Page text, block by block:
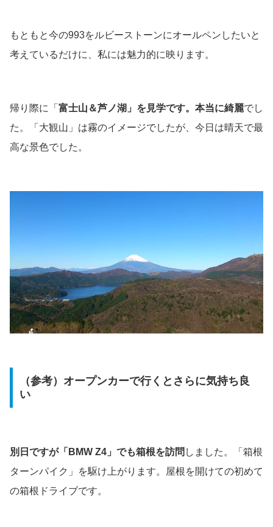
もともと今の993をルビーストーンにオールペンしたいと
考えているだけに、私には魅力的に映ります。
帰り際に「 富士山＆芦ノ湖」を見学です。本当に綺麗でし
た。「大観山」は霧のイメージでしたが、今日は晴天で最
高な景色でした。
（参考）オープンカーで行くとさらに気持ち良
い
別日ですが「BMW Z4」でも箱根を訪問 しました。「箱根
ターンパイク」を駆け上がります。屋根を開けての初めて
の箱根ドライブです。